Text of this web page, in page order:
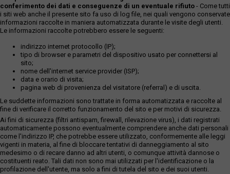
conferimento dei dati e conseguenze di un eventuale rifiuto - Come tutti
i siti web anche il presente sito fa uso di log file, nei quali vengono conservate
informazioni raccolte in maniera automatizzata durante le visite degli utenti.
Le informazioni raccolte potrebbero essere le seguenti:
indirizzo internet protocollo (IP);
tipo di browser e parametri del dispositivo usato per connettersi al
sito;
nome dell'internet service provider (ISP);
data e orario di visita;
pagina web di provenienza del visitatore (referral) e di uscita.
Le suddette informazioni sono trattate in forma automatizzata e raccolte al
fine di verificare il corretto funzionamento del sito e per motivi di sicurezza.
Ai fini di sicurezza (filtri antispam, firewall, rilevazione virus), i dati registrati
automaticamente possono eventualmente comprendere anche dati personali
come l'indirizzo IP, che potrebbe essere utilizzato, conformemente alle leggi
vigenti in materia, al fine di bloccare tentativi di danneggiamento al sito
medesimo o di recare danno ad altri utenti, o comunque attività dannose o
costituenti reato. Tali dati non sono mai utilizzati per l'identificazione o la
profilazione dell'utente, ma solo a fini di tutela del sito e dei suoi utenti.